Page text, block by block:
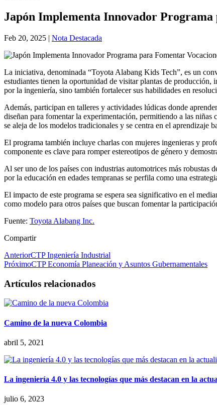
Japón Implementa Innovador
Feb 20, 2025 | Nota Destacada
La iniciativa, denominada “Toyota Alabang Kids Tech”, es un
estudiantes tienen la oportunidad de visitar plantas de
por la ingeniería, sino también fortalecer sus habilidades en
Además, participan en talleres y actividades lúdicas donde
diseñan para fomentar la experimentación, permitiendo a las
se aleja de los modelos tradicionales y se centra en el aprendizaje
El programa también incluye charlas con mujeres ingenieras y
componente es clave para romper estereotipos de género y
Al ser uno de los países con industrias automotrices más
por la educación en edades tempranas se perfila como una
El impacto de este programa se espera sea significativo en el
como modelo para otros países que buscan fomentar la
Fuente: Toyota Alabang Inc.
Compartir
AnteriorCTP Ingeniería Industrial
PróximoCTP Economía Planeación y Asuntos Gubernamentales
Artículos relacionados
Camino de la nueva Colombia
abril 5, 2021
La ingeniería 4.0 y las tecnologías que más destacan en la
julio 6, 2023